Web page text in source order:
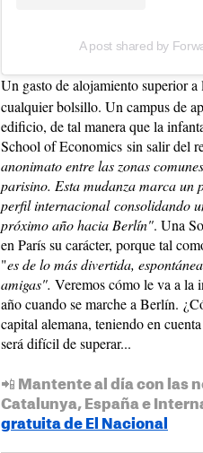
A post shared by
Un gasto de alojamiento superior a
cualquier bolsillo. Un campus de
edificio, de tal manera que la
School of Economics sin salir del
anonimato entre las zonas
parisino. Esta mudanza marca un
perfil internacional consolidando
próximo año hacia Berlín". Una
en París su carácter, porque tal
"es de lo más divertida,
amigas". Veremos cómo le va a la
año cuando se marche a Berlín.
capital alemana, teniendo en
será difícil de superar...
📲 Mantente al día con las
Catalunya, España e
gratuita de El Nacional